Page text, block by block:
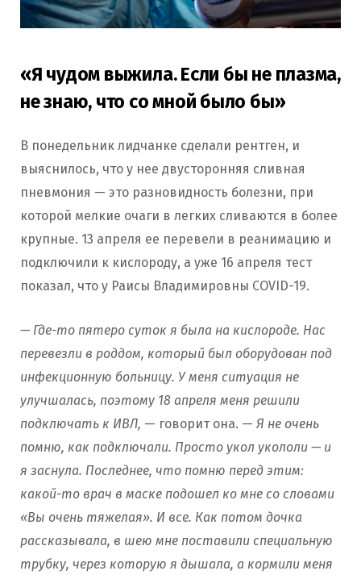
«Я чудом выжила. Если бы не плазма,
не знаю, что со мной было бы»
В понедельник лидчанке сделали рентген, и
выяснилось, что у нее двусторонняя сливная
пневмония — это разновидность болезни, при
которой мелкие очаги в легких сливаются в более
крупные. 13 апреля ее перевели в реанимацию и
подключили к кислороду, а уже 16 апреля тест
показал, что у Раисы Владимировны COVID-19.
— Где-то пятеро суток я была на кислороде. Нас
перевезли в роддом, который был оборудован под
инфекционную больницу. У меня ситуация не
улучшалась, поэтому 18 апреля меня решили
подключать к ИВЛ, — говорит она. — Я не очень
помню, как подключали. Просто укол укололи — и
я заснула. Последнее, что помню перед этим:
какой-то врач в маске подошел ко мне со словами
«Вы очень тяжелая». И все. Как потом дочка
рассказывала, в шею мне поставили специальную
трубку, через которую я дышала, а кормили меня